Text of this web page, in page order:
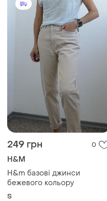
249 грн 0
H&M
H&m базові джинси
бежевого кольору
S